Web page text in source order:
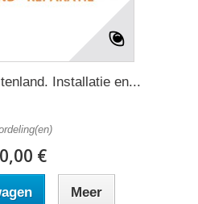
Installatie en...
€
Meer